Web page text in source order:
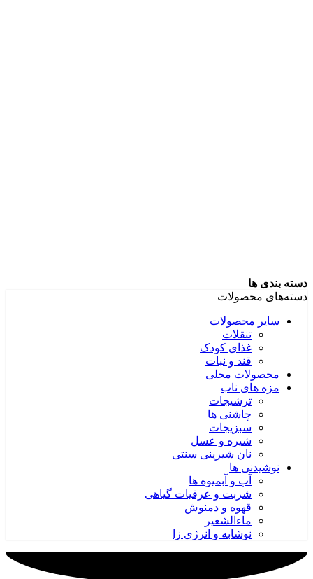
دسته بندی ها
دسته‌های محصولات
سایر محصولات
تنقلات
غذای کودک
قند و نبات
محصولات محلی
مزه های ناب
ترشیجات
چاشنی ها
سبزیجات
شیره و عسل
نان شیرینی سنتی
نوشیدنی ها
آب و آبمیوه ها
شربت و عرقیات گیاهی
قهوه و دمنوش
ماءالشعیر
نوشابه و انرژی زا